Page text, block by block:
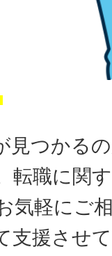
見つかる
転職に関
気軽にご
支援させ